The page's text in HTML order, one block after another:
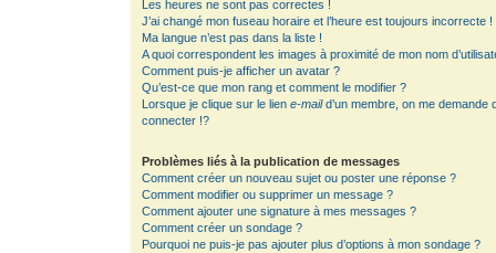
Les heures ne sont pas correctes !
J’ai changé mon fuseau horaire et l’heure est toujours incorrecte !
Ma langue n’est pas dans la liste !
A quoi correspondent les images à proximité de mon nom
Comment puis-je afficher un avatar ?
Qu’est-ce que mon rang et comment le modifier ?
Lorsque je clique sur le lien e-maild’un membre, on me demande
connecter !?
Problèmes liés à la publication de messages
Comment créer un nouveau sujet ou poster une réponse ?
Comment modifier ou supprimer un message ?
Comment ajouter une signature à mes messages ?
Comment créer un sondage ?
Pourquoi ne puis-je pas ajouter plus d’options à mon sondage ?